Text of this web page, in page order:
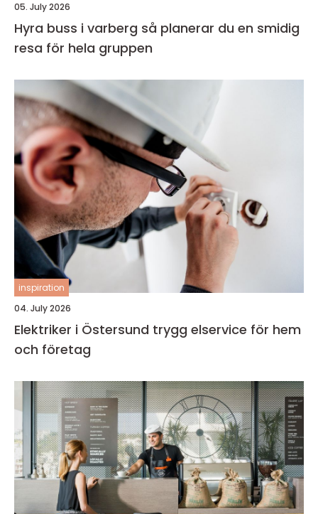
05. July 2026
Hyra buss i varberg så planerar du en smidig
resa för hela gruppen
inspiration
04. July 2026
Elektriker i Östersund trygg elservice för hem
och företag